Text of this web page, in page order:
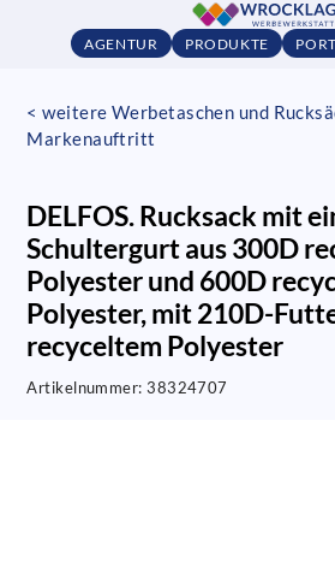
AGENTUR PRODUKTE
< weitere Werbetaschen und
Markenauftritt
DELFOS. Rucksack mit
Schultergurt aus 300D
Polyester und 600D
Polyester, mit 210D-
recyceltem Polyester
Artikelnummer:38324707